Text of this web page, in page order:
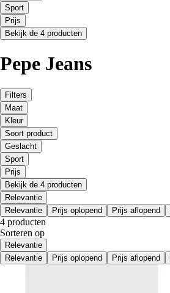
Sport
Prijs
Bekijk de 4 producten
Pepe Jeans
Filters
Maat
Kleur
Soort product
Geslacht
Sport
Prijs
Bekijk de 4 producten
Relevantie
Relevantie
Prijs oplopend Prijs aflopend
4 producten
Sorteren op
Relevantie
Relevantie
Prijs oplopend Prijs aflopend